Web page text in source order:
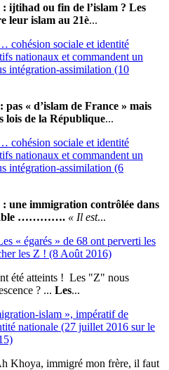
ijtihad ou fin de l’islam ? Les
leur islam au 21è...
cohésion sociale et identité
nationaux et commandent un
intégration-assimilation (10
« d’islam de France » mais
lois de la République...
cohésion sociale et identité
nationaux et commandent un
intégration-assimilation (6
: une immigration contrôlée dans
…………. « Il est...
« égarés » de 68 ont perverti les
les Z ! (8 Août 2016)
été atteints ! Les "Z" nous
? ... Les...
islam », impératif de
nationale (27 juillet 2016 sur le
Khoya, immigré mon frère, il faut